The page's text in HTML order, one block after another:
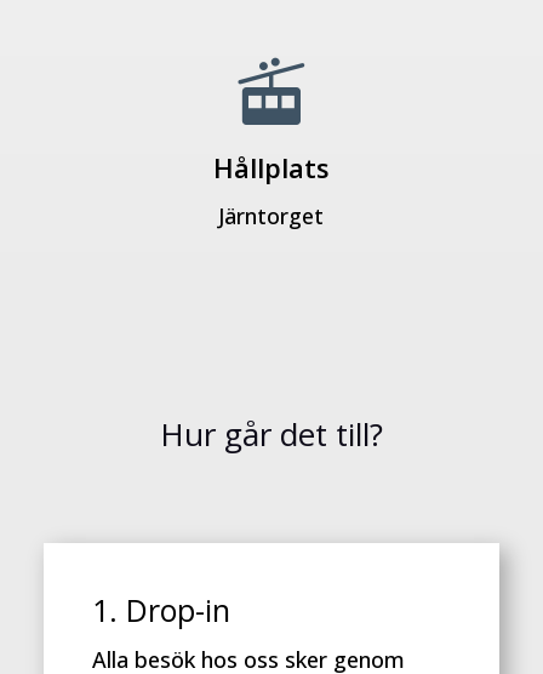

Hållplats
Järntorget
Hur går det till?
1. Drop-in
Alla besök hos oss sker genom